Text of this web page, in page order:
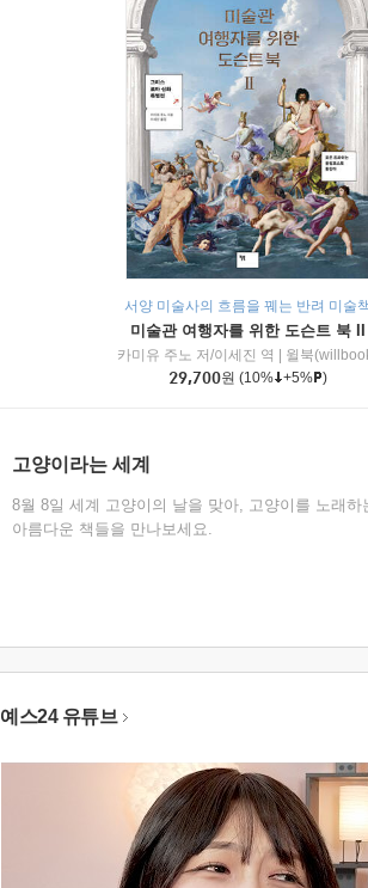
서양 미술사의 흐름을 꿰는 반려 미술
미술관 여행자를 위한 도슨트 북 II
카미유 주노 저/이세진 역
윌북
29,700원 (10% +5% )
고양이라는 세계
8월 8일 세계 고양이의 날을 맞아, 고양이를 노래하
아름다운 책들을 만나보세요.
예스24 유튜브